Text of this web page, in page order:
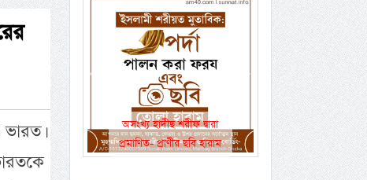
একই রানওয়েতে সামরিক-
বেসামরিক ফ্লাইট!